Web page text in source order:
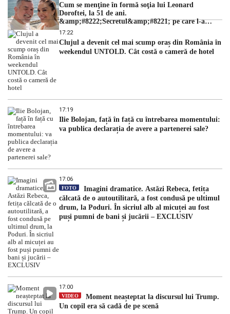
Cum se menţine în formă soţia lui Leonard
Doroftei, la 51 de ani.
&amp;#8222;Secretul&amp;#8221; pe care l-a
dezvăluit
17:22
Clujul a devenit cel mai scump oraș din România în
weekendul UNTOLD. Cât costă o cameră de hotel
17:19
Ilie Bolojan, față în față cu întrebarea momentului:
va publica declarația de avere a partenerei sale?
17:06
FOTO
Imagini dramatice. Astăzi Rebeca, fetița
călcată de o autoutilitară, a fost condusă pe ultimul
drum, la Poduri. În sicriul alb al micuței au fost
puși pumni de bani și jucării – EXCLUSIV
17:00
VIDEO
Moment neașteptat la discursul lui Trump.
Un copil era să cadă de pe scenă